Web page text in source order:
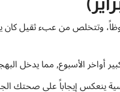
وتتخلص من عبء ثقيل
أواخر الأسبوع, مما يدخل
ينعكس إيجاباً على صحتك